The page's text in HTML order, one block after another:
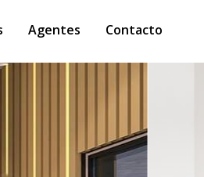
Agentes Contacto